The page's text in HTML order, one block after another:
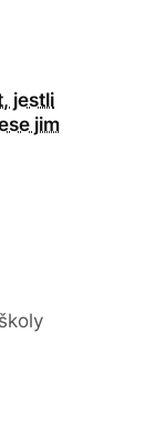
jestli
jim